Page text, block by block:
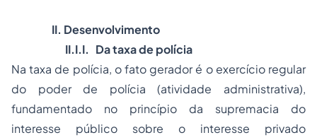
II. Desenvolvimento
II.I.I. Da taxa de polícia
Na taxa de polícia, o fato gerador é o exercício regular
do poder de polícia (atividade administrativa),
fundamentado no princípio da supremacia do
interesse público sobre o interesse privado